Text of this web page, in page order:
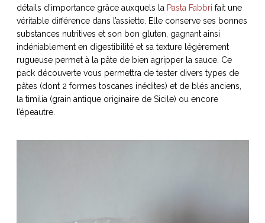
détails d’importance grâce auxquels la Pasta Fabbri fait une
véritable différence dans l’assiette. Elle conserve ses bonnes
substances nutritives et son bon gluten, gagnant ainsi
indéniablement en digestibilité et sa texture légèrement
rugueuse permet à la pâte de bien agripper la sauce. Ce
pack découverte vous permettra de tester divers types de
pâtes (dont 2 formes toscanes inédites) et de blés anciens,
la timilia (grain antique originaire de Sicile) ou encore
l’épeautre.